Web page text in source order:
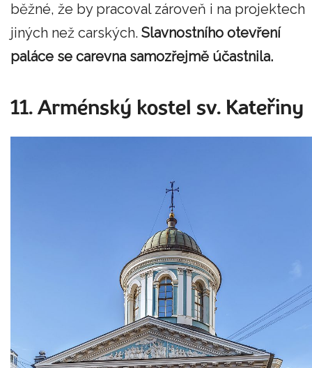
běžné, že by pracoval zároveň i na projektech
jiných než carských. Slavnostního otevření
paláce se carevna samozřejmě účastnila.
11. Arménský kostel sv. Kateřiny